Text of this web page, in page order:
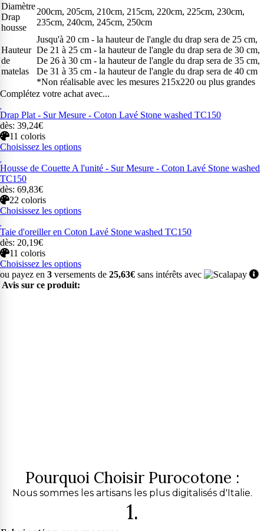
Diamètre
Drap
housse
200cm, 205cm, 210cm, 215cm, 220cm, 225cm, 230cm,
235cm, 240cm, 245cm, 250cm
Hauteur
de
matelas
Jusqu'à 20 cm - la hauteur de l'angle du drap sera de 25 cm,
De 21 à 25 cm - la hauteur de l'angle du drap sera de 30 cm,
De 26 à 30 cm - la hauteur de l'angle du drap sera de 35 cm,
De 31 à 35 cm - la hauteur de l'angle du drap sera de 40 cm
*Non réalisable avec les mesures 215x220 ou plus grandes
Complétez votre achat avec...
Drap Plat - Sur Mesure - Coton Lavé Stone washed TC150
dès: 39,24€
11 coloris
Choisissez les options
Housse de Couette A l'unité - Sur Mesure - Coton Lavé Stone washed
TC150
dès: 69,83€
22 coloris
Choisissez les options
Taie d'oreiller en Coton Lavé Stone washed TC150
dès: 20,19€
11 coloris
Choisissez les options
ou payez en 3 versements de 25,63€ sans intérêts avec
Avis sur ce produit:
Pourquoi Choisir Purocotone :
Nous sommes les artisans les plus digitalisés d'Italie.
1.